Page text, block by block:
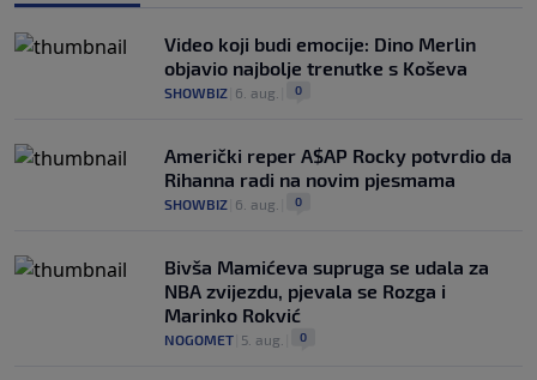
Video koji budi emocije: Dino Merlin
objavio najbolje trenutke s Koševa
SHOWBIZ 6. aug. 0
Američki reper A$AP Rocky potvrdio da
Rihanna radi na novim pjesmama
SHOWBIZ 6. aug. 0
Bivša Mamićeva supruga se udala za
NBA zvijezdu, pjevala se Rozga i
Marinko Rokvić
NOGOMET 5. aug. 0